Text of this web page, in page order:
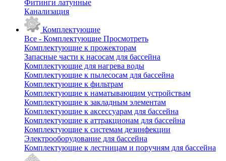
Фитинги латунные
Канализация
Комплектующие
Все - Комплектующие Просмотреть
Комплектующие к прожекторам
Запасные части к насосам для бассейна
Комплектующие для нагрева воды
Комплектующие к пылесосам для бассейна
Комплектующие к фильтрам
Комплектующие к наматывающим устройствам
Комплектующие к закладным элементам
Комплектующие к аксессуарам для бассейна
Комплектующие к аттракционам для бассейна
Комплектующие к системам дезинфекции
Электрооборудование для бассейна
Комплектующие к лестницам и поручням для бассейна